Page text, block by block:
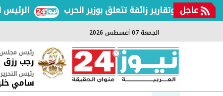
عاجل الرئيس وتقارير زائفة تتعلق بوزير الحرب
الجمعة 07 أغسطس 2026
رئيس مجلس
رجب رزق
رئيس التحرير
سامي